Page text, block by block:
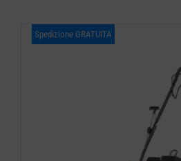
Spedizione GRATUITA